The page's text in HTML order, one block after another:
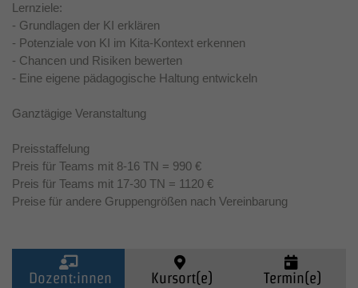
Lernziele:
- Grundlagen der KI erklären
- Potenziale von KI im Kita-Kontext erkennen
- Chancen und Risiken bewerten
- Eine eigene pädagogische Haltung entwickeln
Ganztägige Veranstaltung
Preisstaffelung
Preis für Teams mit 8-16 TN = 990 €
Preis für Teams mit 17-30 TN = 1120 €
Preise für andere Gruppengrößen nach Vereinbarung
Dozent:innen Kursort(e) Termin(e)